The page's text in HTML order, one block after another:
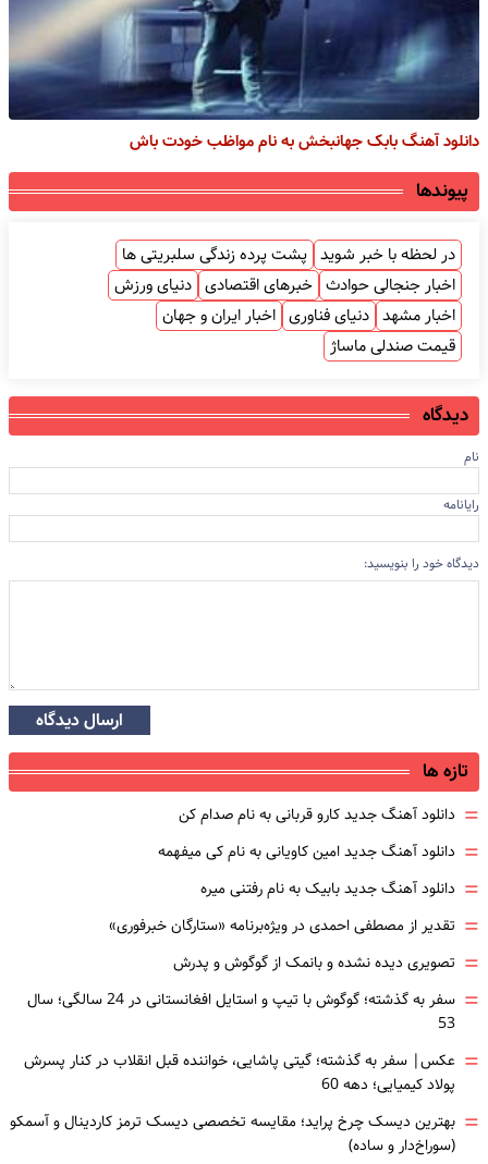
دانلود آهنگ بابک جهانبخش به نام مواظب خودت باش
پیوندها
در لحظه با خبر شوید پشت پرده زندگی سلبریتی ها
اخبار جنجالی حوادث خبرهای اقتصادی دنیای ورزش
اخبار مشهد دنیای فناوری اخبار ایران و جهان
قیمت صندلی ماساژ
دیدگاه
نام
رایانامه
دیدگاه خود را بنویسید:
ارسال دیدگاه
تازه ها
= دانلود آهنگ جدید کارو قربانی به نام صدام کن
= دانلود آهنگ جدید امین کاویانی به نام کی میفهمه
= دانلود آهنگ جدید بابیک به نام رفتنی میره
= تقدیر از مصطفی احمدی در ویژه‌برنامه «ستارگان خبرفوری»
= تصویری دیده نشده و بانمک از گوگوش و پدرش
=
سفر به گذشته؛ گوگوش با تیپ و استایل افغانستانی در 24 سالگی؛ سال
53
= عکس| سفر به گذشته؛ گیتی پاشایی، خواننده قبل انقلاب در کنار پسرش
پولاد کیمیایی؛ دهه 60
= بهترین دیسک چرخ پراید؛ مقایسه تخصصی دیسک ترمز کاردینال و آسمکو
(سوراخ‌دار و ساده)